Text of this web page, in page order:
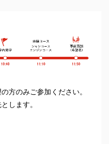
方のみご参加ください。
します。